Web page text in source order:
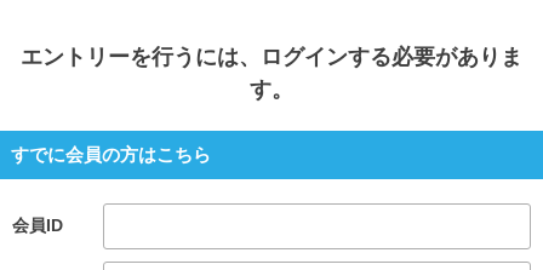
エントリーを行うには、ログインする必要がありま
す。
すでに会員の方はこちら
会員ID